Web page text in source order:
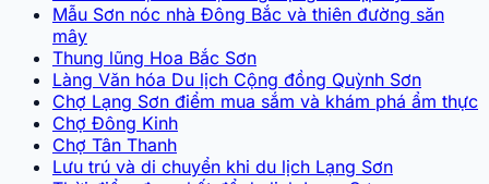
Mẫu Sơn nóc nhà Đông Bắc và thiên đường săn
mây
Thung lũng Hoa Bắc Sơn
Làng Văn hóa Du lịch Cộng đồng Quỳnh Sơn
Chợ Lạng Sơn điểm mua sắm và khám phá ẩm thực
Chợ Đông Kinh
Chợ Tân Thanh
Lưu trú và di chuyển khi du lịch Lạng Sơn